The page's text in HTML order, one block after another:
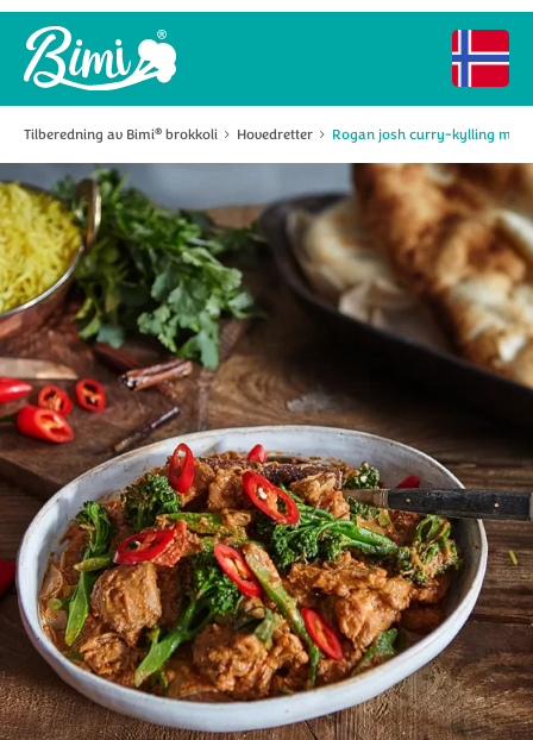
Tilberedning av Bimi® brokkoli Hovedretter Rogan josh curry-kylling med